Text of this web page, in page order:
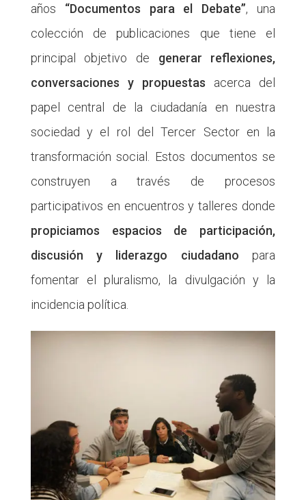
años “Documentos para el Debate”, una
colección de publicaciones que tiene el
principal objetivo de generar reflexiones,
conversaciones y propuestas acerca del
papel central de la ciudadanía en nuestra
sociedad y el rol del Tercer Sector en la
transformación social. Estos documentos se
construyen a través de procesos
participativos en encuentros y talleres donde
propiciamos espacios de participación,
discusión y liderazgo ciudadano para
fomentar el pluralismo, la divulgación y la
incidencia política.